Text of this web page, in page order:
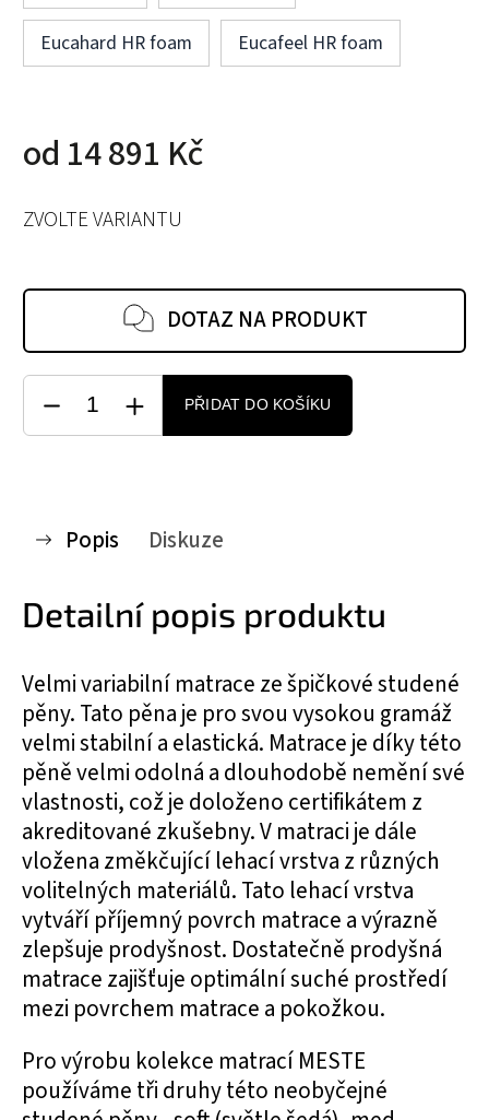
Eucahard HR foam Eucafeel HR foam
od 14 891 Kč
ZVOLTE VARIANTU
DOTAZ NA PRODUKT
PŘIDAT DO KOŠÍKU
Popis Diskuze
Detailní popis produktu
Velmi variabilní matrace ze špičkové studené
pěny. Tato pěna je pro svou vysokou gramáž
velmi stabilní a elastická. Matrace je díky této
pěně velmi odolná a dlouhodobě nemění své
vlastnosti, což je doloženo certifikátem z
akreditované zkušebny. V matraci je dále
vložena změkčující lehací vrstva z různých
volitelných materiálů. Tato lehací vrstva
vytváří příjemný povrch matrace a výrazně
zlepšuje prodyšnost. Dostatečně prodyšná
matrace zajišťuje optimální suché prostředí
mezi povrchem matrace a pokožkou.
Pro výrobu kolekce matrací MESTE
používáme tři druhy této neobyčejné